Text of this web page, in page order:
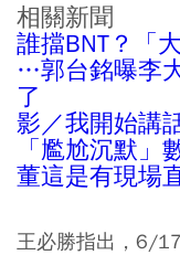
相關新聞
誰擋BNT？「
…郭台銘曝李
了
影／我開始講
「尷尬沉默
董這是有現場
王必勝指出，6/